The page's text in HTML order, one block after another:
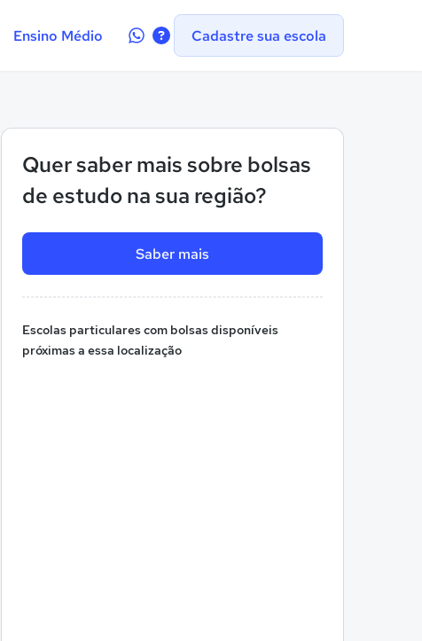
Ensino Médio
Contate-Cadastre sua escola
Quer saber mais sobre bolsas
de estudo na sua região?
Saber mais
Escolas particulares com bolsas disponíveis
próximas a essa localização